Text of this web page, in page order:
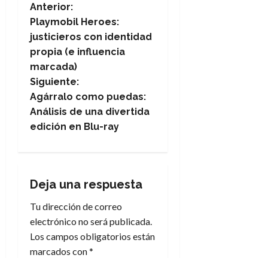
N
a
v
e
g
a
i
ó
n
Anterior:
Playmobil Heroes:
justicieros con identidad
propia (e influencia
marcada)
Siguiente:
Agárralo como puedas:
Análisis de una divertida
edición en Blu-ray
Deja una respuesta
Tu dirección de correo
electrónico no será publicada.
Los campos obligatorios están
marcados con*